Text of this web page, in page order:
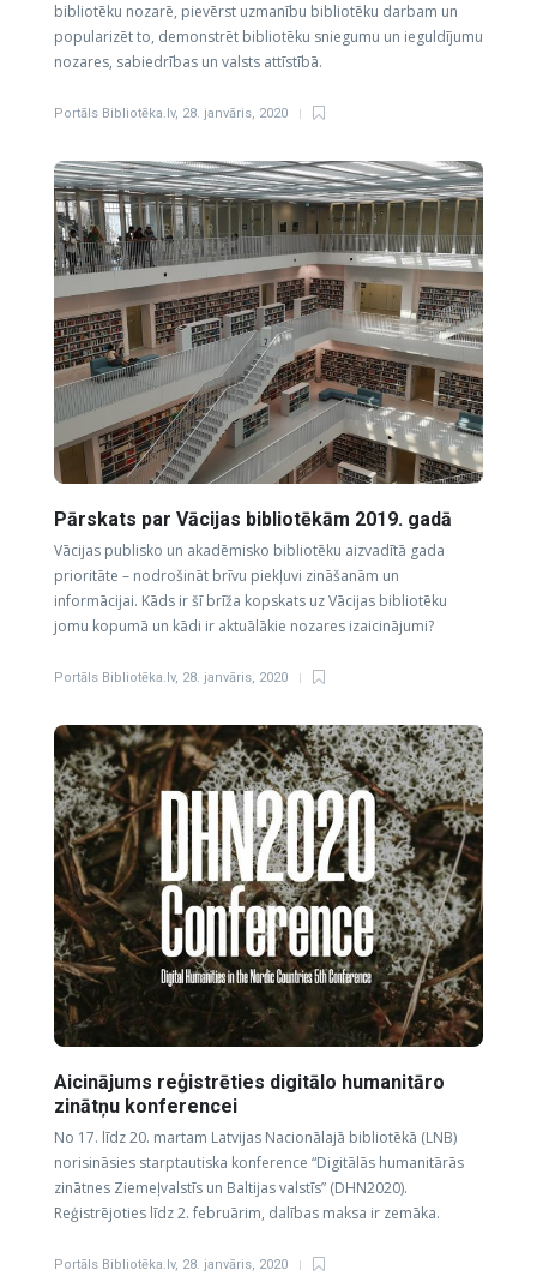
bibliotēku nozarē, pievērst uzmanību bibliotēku darbam un
popularizēt to, demonstrēt bibliotēku sniegumu un ieguldījumu
nozares, sabiedrības un valsts attīstībā.
Portāls Bibliotēka.lv, 28. janvāris, 2020
Pārskats par Vācijas bibliotēkām 2019. gadā
Vācijas publisko un akadēmisko bibliotēku aizvadītā gada
prioritāte – nodrošināt brīvu piekļuvi zināšanām un
informācijai. Kāds ir šī brīža kopskats uz Vācijas bibliotēku
jomu kopumā un kādi ir aktuālākie nozares izaicinājumi?
Portāls Bibliotēka.lv, 28. janvāris, 2020
Aicinājums reģistrēties digitālo humanitāro
zinātņu konferencei
No 17. līdz 20. martam Latvijas Nacionālajā bibliotēkā (LNB)
norisināsies starptautiska konference “Digitālās humanitārās
zinātnes Ziemeļvalstīs un Baltijas valstīs” (DHN2020).
Reģistrējoties līdz 2. februārim, dalības maksa ir zemāka.
Portāls Bibliotēka.lv, 28. janvāris, 2020